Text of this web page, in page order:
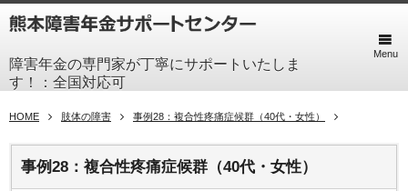
障害年金の専門家が丁寧にサポートいたしま
す！：全国対応可
Menu
HOME 肢体の障害 事例28：複合性疼痛症候群（40代・女性）
事例28：複合性疼痛症候群（40代・女性）